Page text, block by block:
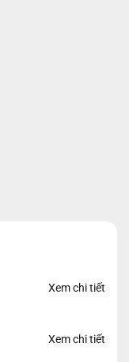
Xem chi tiết
Xem chi tiết